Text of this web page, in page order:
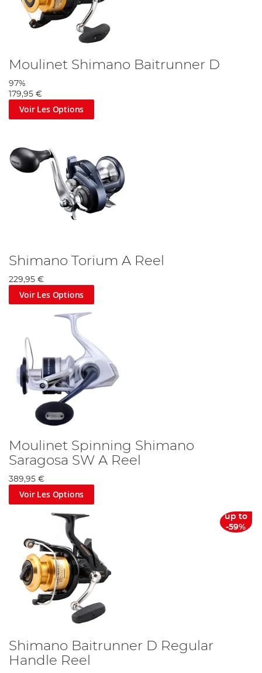
Moulinet Shimano Baitrunner D
97%
179,95 €
Voir Les Options
Shimano Torium A Reel
229,95 €
Voir Les Options
Moulinet Spinning Shimano
Saragosa SW A Reel
389,95 €
Voir Les Options
up to
-59%
Shimano Baitrunner D Regular
Handle Reel